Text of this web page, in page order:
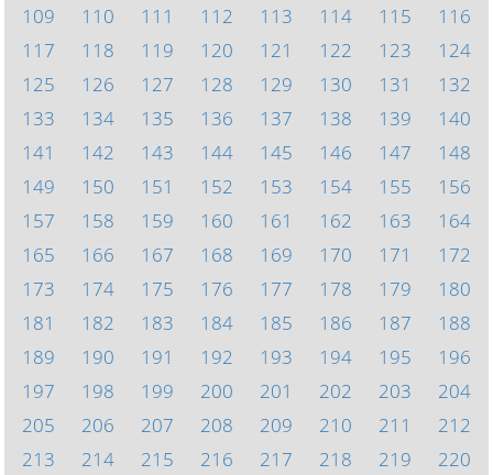
109
110 111 112 113 114 115
116
117
118 119 120 121 122 123
124
125
126 127 128 129 130 131
132
133
134 135 136 137 138 139
140
141
142 143 144 145 146 147
148
149
150 151 152 153 154 155
156
157
158 159 160 161 162 163
164
165
166 167 168 169 170 171
172
173
174 175 176 177 178 179
180
181
182 183 184 185 186 187
188
189
190 191 192 193 194 195
196
197
198 199 200 201 202 203
204
205
206 207 208 209 210 211
212
213
214 215 216 217 218 219
220